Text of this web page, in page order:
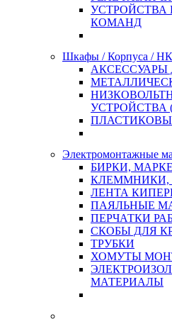
УСТРОЙСТВА
КОМАНД
Шкафы / Корпуса /
УСТРОЙСТВА
Электромонтажные
БИРКИ,
ЛЕНТА
ПАЯЛЬНЫЕ
ПЕРЧАТКИ
СКОБЫ ДЛЯ
ТРУБКИ
ХОМУТЫ
МАТЕРИАЛЫ